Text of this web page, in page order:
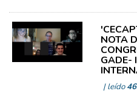
NOTA
GADE-
| leído